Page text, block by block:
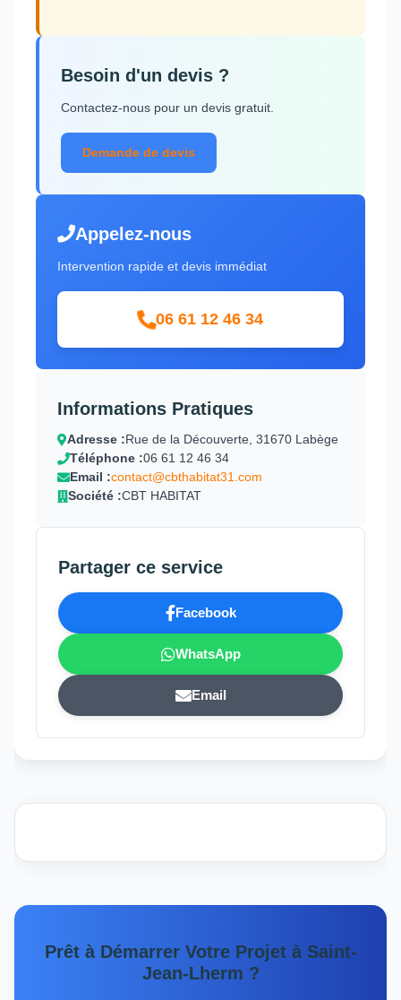
Besoin d'un devis ?
Contactez-nous pour un devis gratuit.
Demande de devis
Appelez-nous
Intervention rapide et devis immédiat
06 61 12 46 34
Informations Pratiques
Adresse :Rue de la Découverte, 31670 Labège
Téléphone :06 61 12 46 34
Email :contact@cbthabitat31.com
Société :CBT HABITAT
Partager ce service
Facebook
WhatsApp
Email
Prêt à Démarrer Votre Projet à Saint-
Jean-Lherm ?